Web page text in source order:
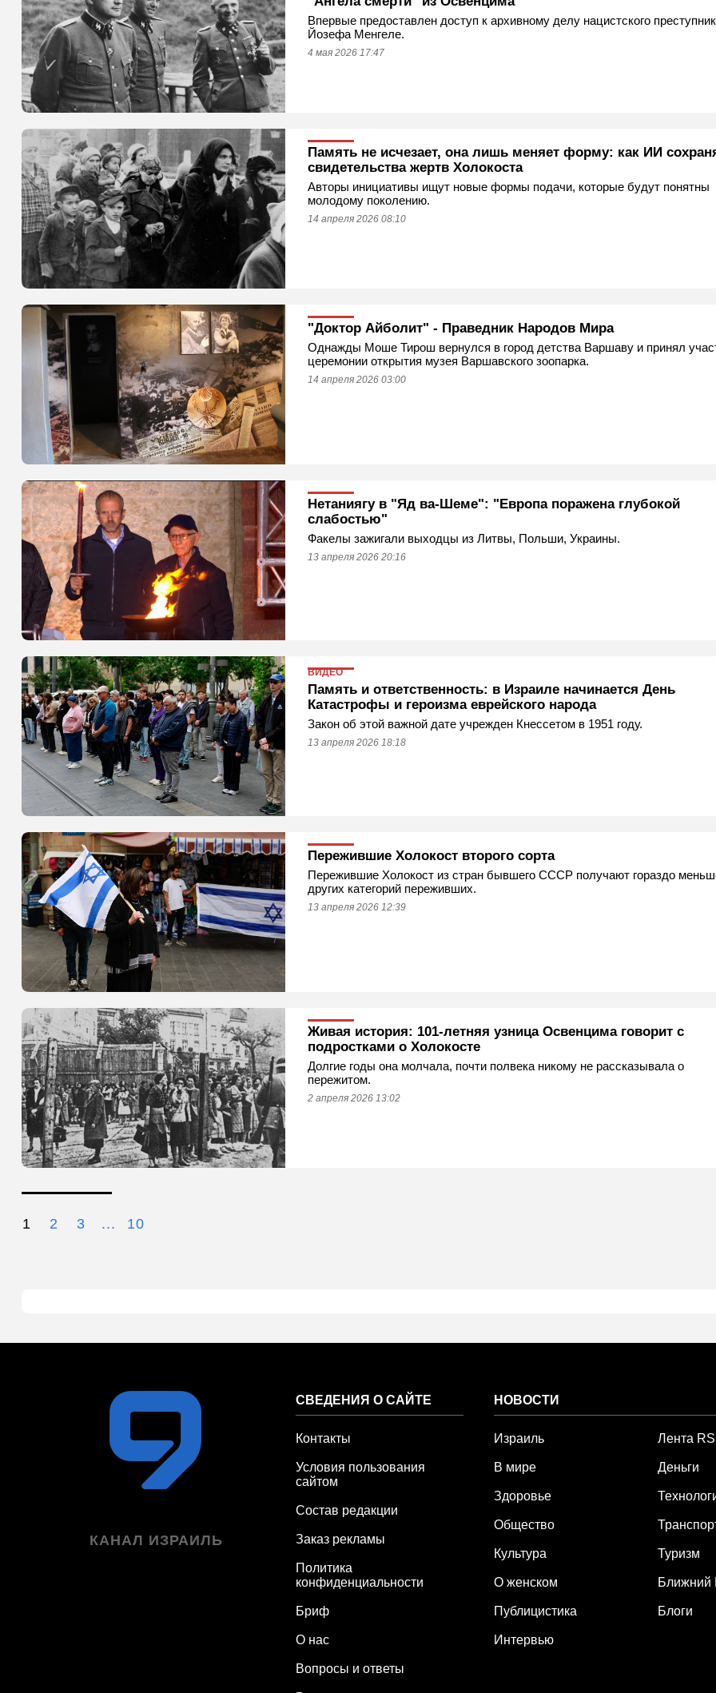
Впервые предоставлен доступ к архивному делу нацистского
Йозефа Менгеле.
4 мая 2026 17:47
Память не исчезает, она лишь меняет форму: как ИИ
свидетельства жертв Холокоста
Авторы инициативы ищут новые формы подачи, которые будут понятны
молодому поколению.
14 апреля 2026 08:10
"Доктор Айболит" - Праведник Народов Мира
Однажды Моше Тирош вернулся в город детства Варшаву и принял
церемонии открытия музея Варшавского зоопарка.
14 апреля 2026 03:00
Нетаниягу в "Яд ва-Шеме": "Европа поражена глубокой
слабостью"
Факелы зажигали выходцы из Литвы, Польши, Украины.
13 апреля 2026 20:16
ВИДЕО
Память и ответственность: в Израиле начинается День
Катастрофы и героизма еврейского народа
Закон об этой важной дате учрежден Кнессетом в 1951 году.
13 апреля 2026 18:18
Пережившие Холокост второго сорта
Пережившие Холокост из стран бывшего СССР получают гораздо
других категорий переживших.
13 апреля 2026 12:39
Живая история: 101-летняя узница Освенцима говорит с
подростками о Холокосте
Долгие годы она молчала, почти полвека никому не рассказывала о
пережитом.
2 апреля 2026 13:02
1 2 3 ... 10
КАНАЛ ИЗРАИЛЬ
СВЕДЕНИЯ О САЙТЕ
Контакты
Условия пользования
сайтом
Состав редакции
Заказ рекламы
Политика
конфиденциальности
Бриф
О нас
Вопросы и ответы
НОВОСТИ
Израиль Лента
В мире Деньги
Здоровье
Общество
Культура Туризм
О женском Ближний
Публицистика Блоги
Интервью